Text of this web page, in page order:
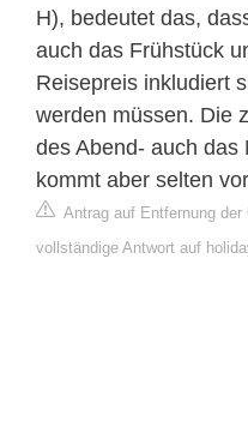
H), bedeutet das,
auch das Frühstück
Reisepreis inkludiert
werden müssen. Die
des Abend- auch das
kommt aber selten
Antrag auf Entfernung der
vollständige Antwort auf